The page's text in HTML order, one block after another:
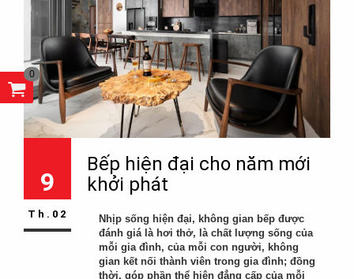
9
Th.02
Bếp hiện đại cho năm mới
khởi phát
Nhịp sống hiện đại, không gian bếp được
đánh giá là hơi thở, là chất lượng sống của
mỗi gia đình, của mỗi con người, không
gian kết nối thành viên trong gia đình; đồng
thời, góp phần thể hiện đẳng cấp của mỗi
0